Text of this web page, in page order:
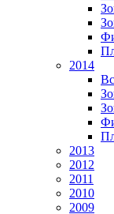
2014
2013
2012
2011
2010
2009